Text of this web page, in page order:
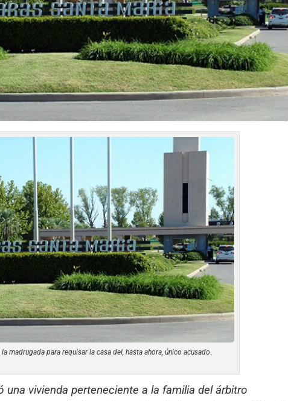
madrugada para requisar la casa del, hasta ahora, único acusado.
una vivienda perteneciente a la familia del árbitro